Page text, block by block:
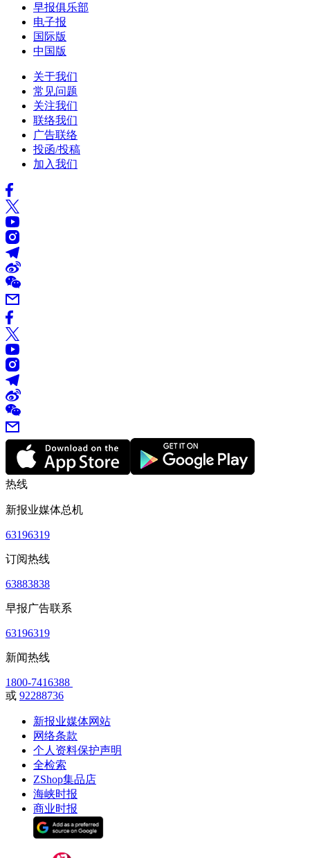
早报俱乐部
电子报
国际版
中国版
关于我们
常见问题
关注我们
联络我们
广告联络
投函/投稿
加入我们
热线
新报业媒体总机
63196319
订阅热线
63883838
早报广告联系
63196319
新闻热线
1800-7416388
或 92288736
新报业媒体网站
网络条款
个人资料保护声明
全检索
ZShop集品店
海峡时报
商业时报